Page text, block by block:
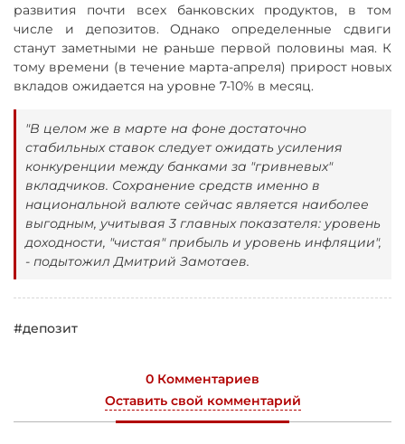
развития почти всех банковских продуктов, в том
числе и депозитов. Однако определенные сдвиги
станут заметными не раньше первой половины мая. К
тому времени (в течение марта-апреля) прирост новых
вкладов ожидается на уровне 7-10% в месяц.
"В целом же в марте на фоне достаточно
стабильных ставок следует ожидать усиления
конкуренции между банками за "гривневых"
вкладчиков. Сохранение средств именно в
национальной валюте сейчас является наиболее
выгодным, учитывая 3 главных показателя: уровень
доходности, "чистая" прибыль и уровень инфляции",
- подытожил Дмитрий Замотаев.
#депозит
0 Комментариев
Оставить свой комментарий